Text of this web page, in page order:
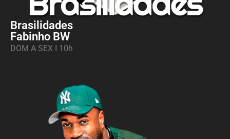
Brasilidades
Fabinho BW
DOM A SEX I 10h